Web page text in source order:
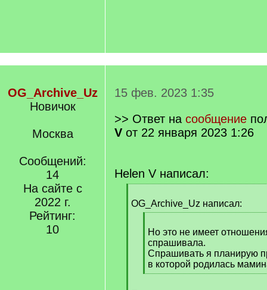
OG_Archive_Uz
Новичок
Москва
Сообщений:
14
На сайте с
2022 г.
Рейтинг:
10
15 фев. 2023 1:35
>> Ответ на сообщение
V от 22 января 2023 1:26
Helen V написал:
q
OG_Archive_Uz написал:
q
]
Но это не имеет
спрашивала.
Спрашивать я планирую
в которой родилась
[